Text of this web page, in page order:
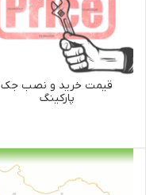
قیمت خرید و نصب جک
پارکینگ